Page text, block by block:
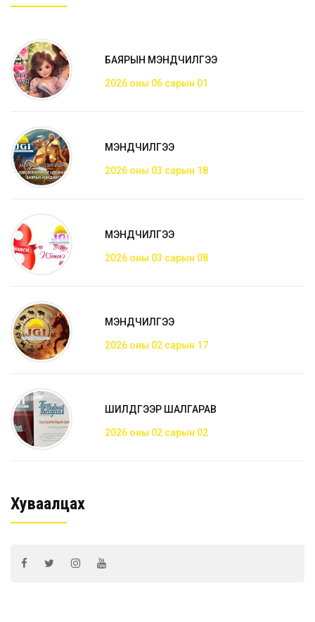
БАЯРЫН МЭНДЧИЛГЭЭ
2026 оны 06 сарын 01
МЭНДЧИЛГЭЭ
2026 оны 03 сарын 18
МЭНДЧИЛГЭЭ
2026 оны 03 сарын 08
МЭНДЧИЛГЭЭ
2026 оны 02 сарын 17
ШИЛДГЭЭР ШАЛГАРАВ
2026 оны 02 сарын 02
Хуваалцах